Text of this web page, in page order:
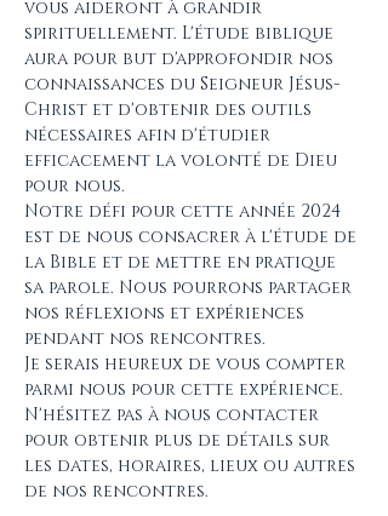
vous aideront à grandir
spirituellement. L'étude biblique
aura pour but d'approfondir nos
connaissances du Seigneur Jésus-
Christ et d'obtenir des outils
nécessaires afin d'étudier
efficacement la volonté de Dieu
pour nous.
Notre défi pour cette année 2024
est de nous consacrer à l'étude de
la Bible et de mettre en pratique
sa parole. Nous pourrons partager
nos réflexions et expériences
pendant nos rencontres.
Je serais heureux de vous compter
parmi nous pour cette expérience.
N'hésitez pas à nous contacter
pour obtenir plus de détails sur
les dates, horaires, lieux ou autres
de nos rencontres.